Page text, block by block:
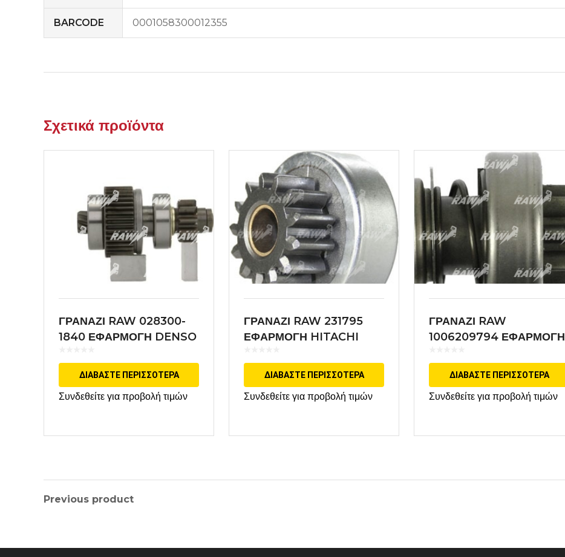
BARCODE 0001058300012355
Σχετικά προϊόντα
ΓΡΑΝΑΖΙ RAW 028300-
1840 ΕΦΑΡΜΟΓΗ DENSO
ΔΙΑΒΆΣΤΕ ΠΕΡΙΣΣΌΤΕΡΑ
Συνδεθείτε για προβολή τιμών
ΓΡΑΝΑΖΙ RAW 231795
ΕΦΑΡΜΟΓΗ HITACHI
ΔΙΑΒΆΣΤΕ ΠΕΡΙΣΣΌΤΕΡΑ
Συνδεθείτε για προβολή τιμών
ΓΡΑΝΑΖΙ RAW
1006209794 ΕΦΑΡΜΟΓΗ
ΔΙΑΒΆΣΤΕ ΠΕΡΙΣΣΌΤΕΡΑ
Συνδεθείτε για προβολή τιμών
Previous product